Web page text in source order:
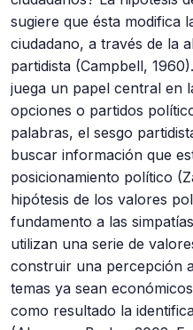
sugiere que ésta modifica
ciudadano, a través de la
partidista (Campbell,
juega un papel central en
opciones o partidos
palabras, el sesgo
buscar información que
posicionamiento político
hipótesis de los valores
fundamento a las
utilizan una serie de
construir una percepción
temas ya sean
como resultado la